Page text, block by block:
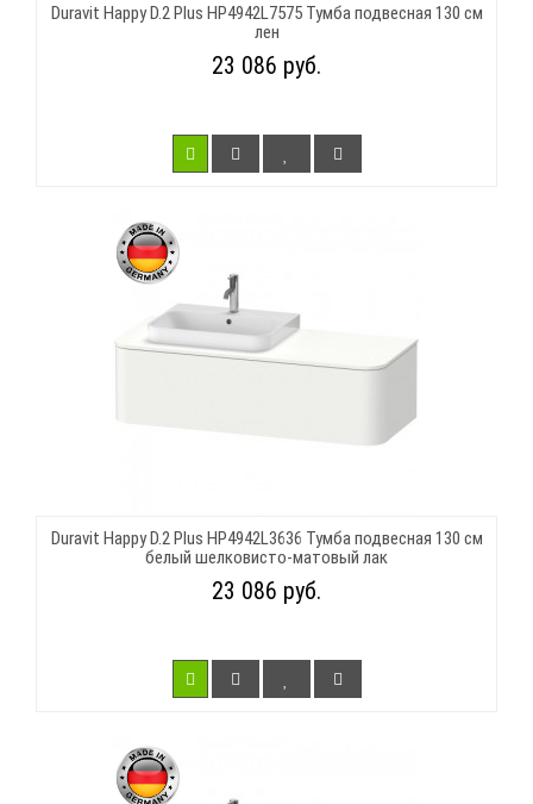
Duravit Happy D.2 Plus HP4942L7575 Тумба подвесная 130 см
лен
23 086 руб.
Duravit Happy D.2 Plus HP4942L3636 Тумба подвесная 130 см
белый шелковисто-матовый лак
23 086 руб.